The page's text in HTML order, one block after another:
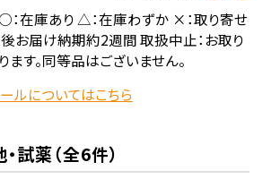
在庫あり △：在庫わずか ×：取り寄せ
お届け納期約2週間 取扱中止：お取り
す。同等品はございません。
ルについてはこちら
試薬（全6件）